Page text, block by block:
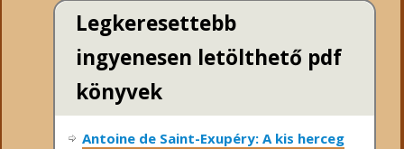
Legkeresettebb
ingyenesen letölthető pdf
könyvek
Antoine de Saint-Exupéry: A kis herceg